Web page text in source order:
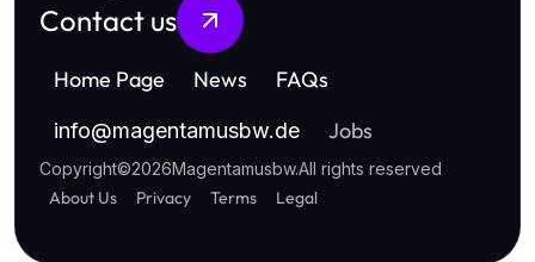
Contact us
Home Page News FAQs
info@magentamusbw.de Jobs
Copyright©2026Magentamusbw.All rights reserved
About Us Privacy Terms Legal